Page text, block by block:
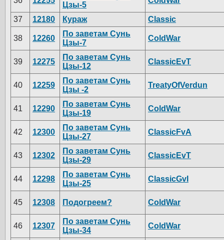
Цзы-5
37 12180 Кураж Classic
38 12260
По заветам Сунь
Цзы-7
ColdWar
39 12275
По заветам Сунь
Цзы-12
ClassicEvT
40 12259
По заветам Сунь
Цзы -2
TreatyOfVerdun
41 12290
По заветам Сунь
Цзы-19
ColdWar
42 12300
По заветам Сунь
Цзы-27
ClassicFvA
43 12302
По заветам Сунь
Цзы-29
ClassicEvT
44 12298
По заветам Сунь
Цзы-25
ClassicGvI
45 12308 Подогреем? ColdWar
46 12307
По заветам Сунь
Цзы-34
ColdWar